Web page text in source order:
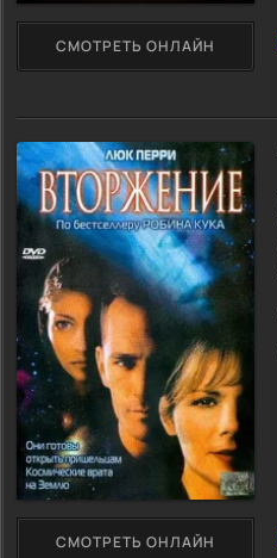
СМОТРЕТЬ ОНЛАЙН
СМОТРЕТЬ ОНЛАЙН